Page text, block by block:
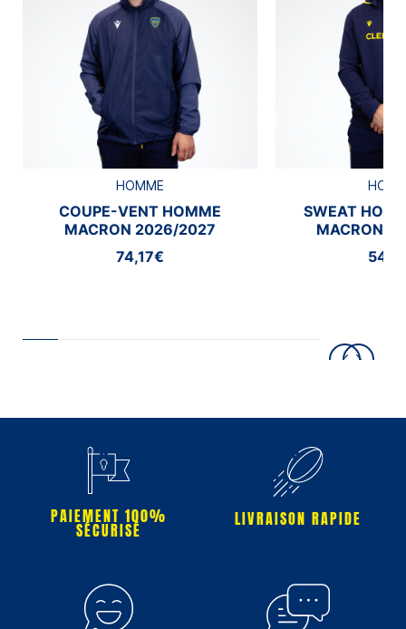
HOMME
COUPE-VENT HOMME
MACRON 2026/2027
74,17€
SWEAT
MACRON
PAIEMENT 100%
SÉCURISÉ
LIVRAISON RAPIDE